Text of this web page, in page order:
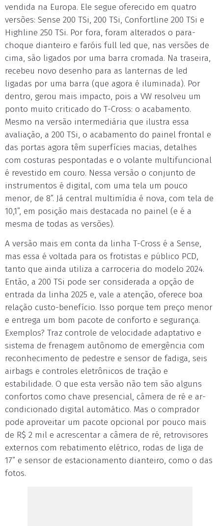
vendida na Europa. Ele segue oferecido em quatro
versões: Sense 200 TSi, 200 TSi, Confortline 200 TSi e
Highline 250 TSi. Por fora, foram alterados o para-
choque dianteiro e faróis full led que, nas versões de
cima, são ligados por uma barra cromada. Na traseira,
recebeu novo desenho para as lanternas de led
ligadas por uma barra (que agora é iluminada). Por
dentro, gerou mais impacto, pois a VW resolveu um
ponto muito criticado do T-Cross: o acabamento.
Mesmo na versão intermediária que ilustra essa
avaliação, a 200 TSi, o acabamento do painel frontal e
das portas agora têm superfícies macias, detalhes
com costuras pespontadas e o volante multifuncional
é revestido em couro. Nessa versão o conjunto de
instrumentos é digital, com uma tela um pouco
menor, de 8”. Já central multimídia é nova, com tela de
10,1”, em posição mais destacada no painel (e é a
mesma de todas as versões).
A versão mais em conta da linha T-Cross é a Sense,
mas essa é voltada para os frotistas e público PCD,
tanto que ainda utiliza a carroceria do modelo 2024.
Então, a 200 TSi pode ser considerada a opção de
entrada da linha 2025 e, vale a atenção, oferece boa
relação custo-benefício. Isso porque tem preço menor
e entrega um bom pacote de conforto e segurança.
Exemplos? Traz controle de velocidade adaptativo e
sistema de frenagem autônomo de emergência com
reconhecimento de pedestre e sensor de fadiga, seis
airbags e controles eletrônicos de tração e
estabilidade. O que esta versão não tem são alguns
confortos como chave presencial, câmera de ré e ar-
condicionado digital automático. Mas o comprador
pode aproveitar um pacote opcional por pouco mais
de R$ 2 mil e acrescentar a câmera de ré, retrovisores
externos com rebatimento elétrico, rodas de liga de
17” e sensor de estacionamento dianteiro, como o das
fotos.